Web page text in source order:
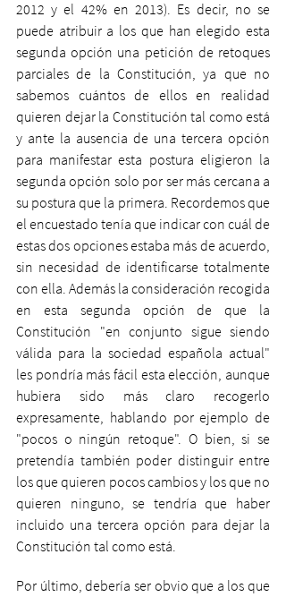
2012 y el 42% en 2013). Es decir, no se
puede atribuir a los que han elegido esta
segunda opción una petición de retoques
parciales de la Constitución, ya que no
sabemos cuántos de ellos en realidad
quieren dejar la Constitución tal como está
y ante la ausencia de una tercera opción
para manifestar esta postura eligieron la
segunda opción solo por ser más cercana a
su postura que la primera. Recordemos que
el encuestado tenía que indicar con cuál de
estas dos opciones estaba más de acuerdo,
sin necesidad de identificarse totalmente
con ella. Además la consideración recogida
en esta segunda opción de que la
Constitución "en conjunto sigue siendo
válida para la sociedad española actual"
les pondría más fácil esta elección, aunque
hubiera sido más claro recogerlo
expresamente, hablando por ejemplo de
"pocos o ningún retoque". O bien, si se
pretendía también poder distinguir entre
los que quieren pocos cambios y los que no
quieren ninguno, se tendría que haber
incluido una tercera opción para dejar la
Constitución tal como está.
Por último, debería ser obvio que a los que